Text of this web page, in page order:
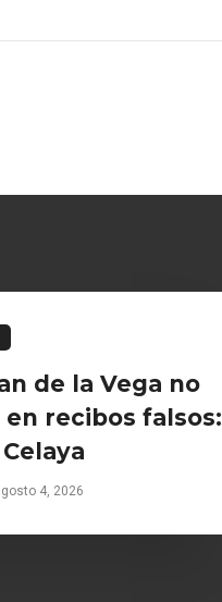
de la Vega no
recibos falsos:
4, 2026